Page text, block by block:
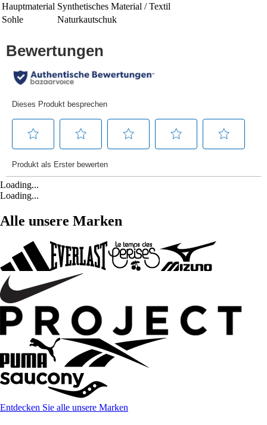
Hauptmaterial Synthetisches Material / Textil
Sohle
Naturkautschuk
Loading...
Loading...
Alle unsere Marken
Entdecken Sie alle unsere Marken